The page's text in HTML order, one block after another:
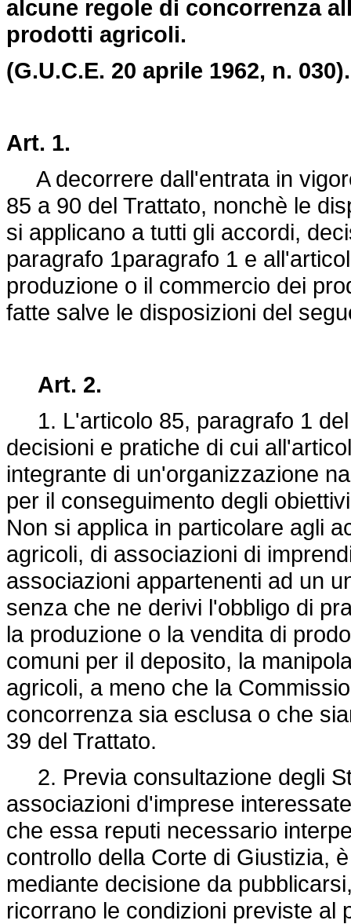
alcune regole di concorrenza
prodotti agricoli.
(G.U.C.E. 20 aprile 1962, n. 030).
Art. 1.
A decorrere dall'entrata in
85 a 90 del Trattato, nonchè le
si applicano a tutti gli accordi,
paragrafo 1paragrafo 1 e
produzione o il commercio dei
fatte salve le disposizioni del
Art. 2.
1. L'articolo 85, paragrafo 1 del
decisioni e pratiche di cui
integrante di un'organizzazione
per il conseguimento degli
Non si applica in particolare agli
agricoli, di associazioni di
associazioni appartenenti ad un
senza che ne derivi l'obbligo di
la produzione o la vendita di
comuni per il deposito, la
agricoli, a meno che la
concorrenza sia esclusa o che
39 del Trattato.
2. Previa consultazione degli
associazioni d'imprese
che essa reputi necessario
controllo della Corte di Giustizia,
mediante decisione da
ricorrano le condizioni previste al